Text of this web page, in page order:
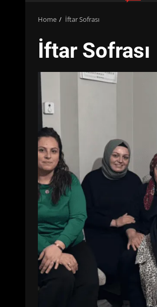
Home İftar Sofrası
İftar Sofrası